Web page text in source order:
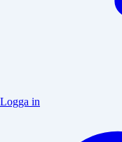
Logga in